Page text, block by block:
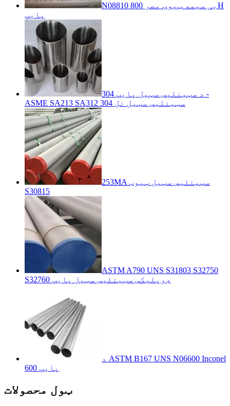
N08810 بې سیمه ټیوب مصر 800H
پایپ
304 د سټینلیس سټیل پایپ -
ASME SA213 SA312 304 سټینلیس سټیل نل
253MA سټینلیس سټیل ټیوب
S30815
ASTM A790 UNS S31803 S32750
S32760 ډوپلیکس سټینلیس سټیل پایپ
د ASTM B167 UNS N06600 Inconel
600 پایپ
ټول محصولات